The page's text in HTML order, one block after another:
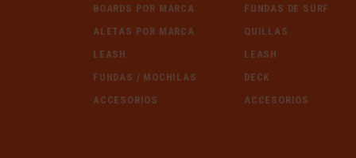
BOARDS POR MARCA
ALETAS POR MARCA
LEASH
FUNDAS / MOCHILAS
ACCESORIOS
FUNDAS DE SURF
QUILLAS
LEASH
DECK
ACCESORIOS